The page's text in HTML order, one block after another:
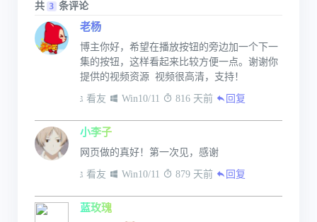
共 3 条评论
老杨
博主你好，希望在播放按钮的旁边加一个下一
集的按钮，这样看起来比较方便一点。谢谢你
提供的视频资源  视频很高清，支持！
看友 Win10/11 816 天前 回复
小李子
网页做的真好！第一次见，感谢
看友 Win10/11 879 天前 回复
蓝玫瑰